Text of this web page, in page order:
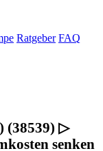
Ratgeber FAQ
(38539) ▷
senken